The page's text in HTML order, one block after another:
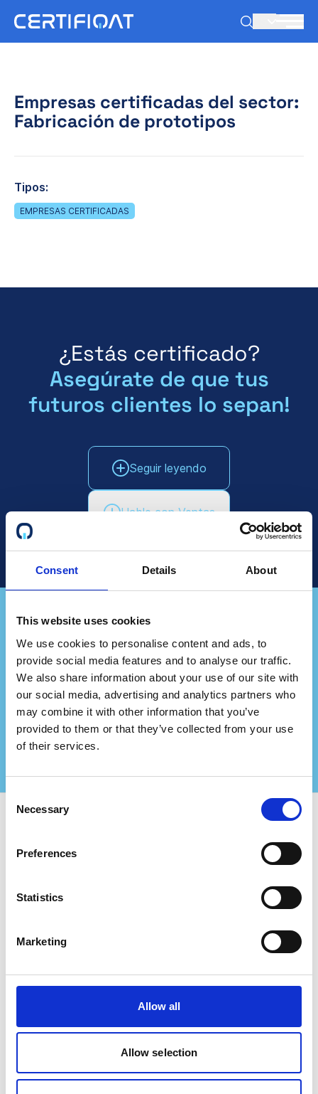
Consent Details About
This website uses cookies
We use cookies to personalise content and ads, to
provide social media features and to analyse our traffic.
We also share information about your use of our site with
our social media, advertising and analytics partners who
may combine it with other information that you’ve
provided to them or that they’ve collected from your use
of their services.
Consent
Selection
Necessary
Preferences
Statistics
Marketing
Allow all
Allow selection
Empresas certificadas del sector:
Fabricación de prototipos
Tipos:
EMPRESAS CERTIFICADAS
¿Estás certificado?
Asegúrate de que tus
futuros clientes lo sepan!
Seguir leyendo
Hable con Ventas
¿Representas a una
empresa de consultoría?
Asóciate con nosotros y crea aún más valor para
tus clientes certificados!
Contáctenos para más información
La insignia Certifiqat
Contactar con el equipo de ventas
Para socios:
Bli konsultpartner
Lägg till ditt konsultföretag